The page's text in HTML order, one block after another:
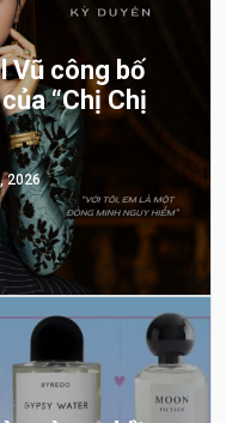
Vũ công bố
“Chị Chị
2026